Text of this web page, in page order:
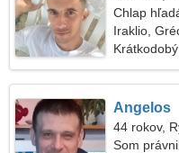
Chlap
Iraklio,
Angelos
44 rokov,
Som